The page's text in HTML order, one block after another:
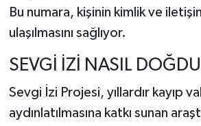
Bu numara, kişinin kimlik ve
ulaşılmasını sağlıyor.
SEVGİ İZİ NASIL
Sevgi İzi Projesi, yıllardır kayıp
aydınlatılmasına katkı sunan